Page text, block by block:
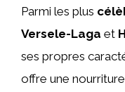
Parmi les plus
Versele-Laga et
ses propres
offre une